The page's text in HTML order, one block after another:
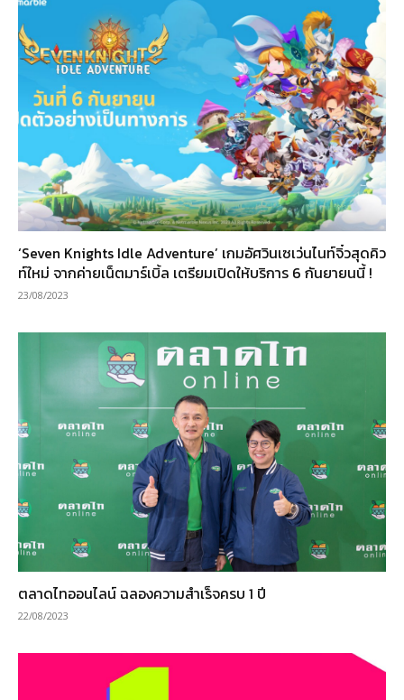
‘Seven Knights Idle Adventure’ เกมอัศวินเซเว่นไนท์จิ๋วสุดคิว
ท์ใหม่ จากค่ายเน็ตมาร์เบิ้ล เตรียมเปิดให้บริการ 6 กันยายนนี้ !
23/08/2023
ตลาดไทออนไลน์ ฉลองความสำเร็จครบ 1 ปี
22/08/2023